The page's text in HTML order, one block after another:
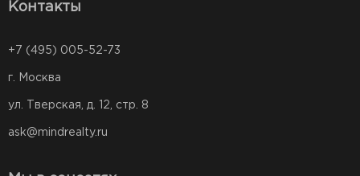
Контакты
+7 (495) 005-52-73
г. Москва
ул. Тверская, д. 12, стр. 8
ask@mindrealty.ru